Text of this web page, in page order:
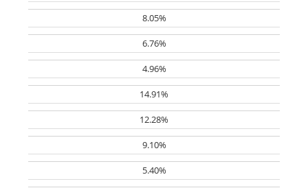
EUR
EUR
2000
2010
8.05%
6.76%
4.96%
14.91%
12.28%
9.10%
5.40%